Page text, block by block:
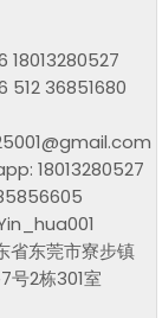
18013280527
512 36851680
18013280527
省东莞市寮步镇
号2栋301室